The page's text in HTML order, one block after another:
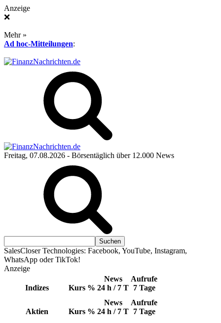
Anzeige
❌
Mehr »
Ad hoc-Mitteilungen:
Freitag, 07.08.2026 - Börsentäglich über 12.000 News
SalesCloser Technologies: Facebook, YouTube, Instagram,
WhatsApp oder TikTok!
Anzeige
Indizes Kurs %
News
24 h / 7 T
Aufrufe
7 Tage
Aktien Kurs %
News
24 h / 7 T
Aufrufe
7 Tage